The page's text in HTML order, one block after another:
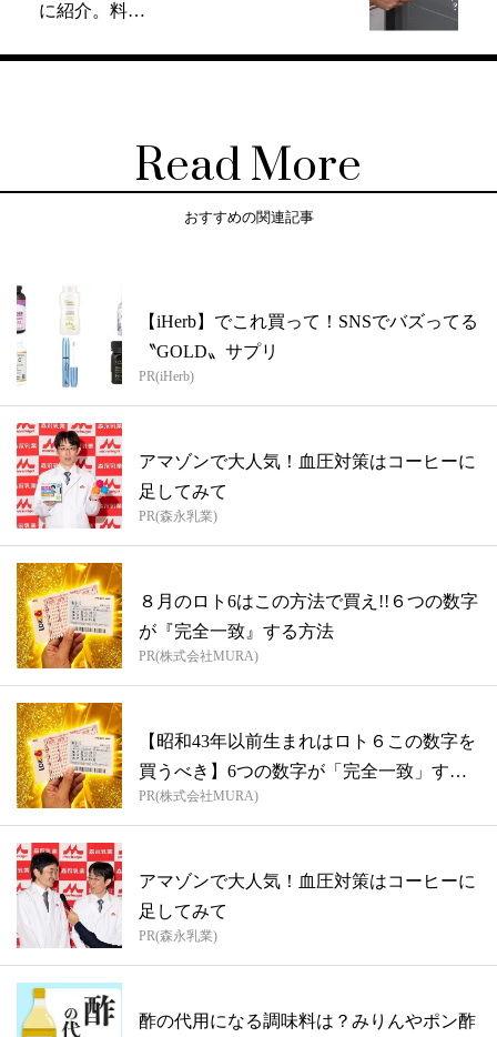
に紹介。料…
Read More
おすすめの関連記事
【iHerb】でこれ買って！SNSでバズってる
〝GOLD〟サプリ
PR(iHerb)
アマゾンで大人気！血圧対策はコーヒーに
足してみて
PR(森永乳業)
８月のロト6はこの方法で買え!!６つの数字
が『完全一致』する方法
PR(株式会社MURA)
【昭和43年以前生まれはロト６この数字を
買うべき】6つの数字が「完全一致」する
方...
PR(株式会社MURA)
アマゾンで大人気！血圧対策はコーヒーに
足してみて
PR(森永乳業)
酢の代用になる調味料は？みりんやポン酢